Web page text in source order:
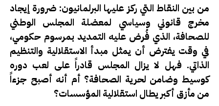
من بين النقاط التي ركز عليها البرلمانيون: ضرورة إيجاد
مخرج قانوني وسياسي لمعضلة المجلس الوطني
للصحافة، الذي فُرض عليه التمديد بمرسوم حكومي،
في وقت يفترض أن يمثل مبدأ الاستقلالية والتنظيم
الذاتي. فهل لا يزال المجلس قادراً على لعب دوره
كوسيط وضامن لحرية الصحافة؟ أم أنه أصبح جزءاً
من مأزق أكبر يطال استقلالية المؤسسات؟